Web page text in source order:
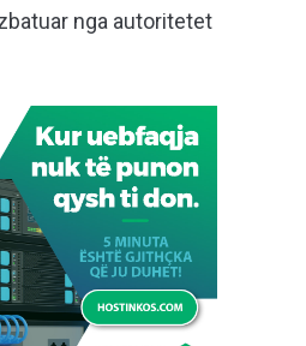
nga autoritetet